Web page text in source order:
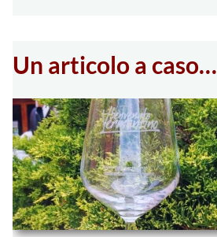
Un articolo a caso…